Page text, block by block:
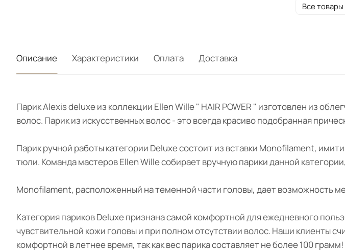
Все товары
Описание Характеристики Оплата Доставка
Парик Alexis deluxe из коллекции Ellen Wille " HAIR POWER " изготовлен из
волос. Парик из искусственных волос - это всегда красиво подобранная
Парик ручной работы категории Deluxe состоит из вставки Monofilament,
тюли. Команда мастеров Ellen Wille собирает вручную парики данной
Monofilament, расположенный на теменной части головы, дает возможность
Категория париков Deluxe признана самой комфортной для ежедневного
чувствительной кожи головы и при полном отсутствии волос. Наши клиенты
комфортной в летнее время, так как вес парика составляет не более 100